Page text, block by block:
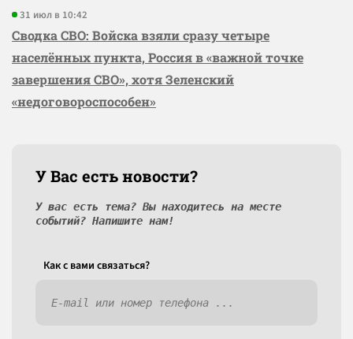
31 июл в 10:42
Сводка СВО: Войска взяли сразу четыре
населённых пункта, Россия в «важной точке
завершения СВО», хотя Зеленский
«недоговороспособен»
У Вас есть новости?
У вас есть тема? Вы находитесь на месте
событий? Напишите нам!
Как c вами связаться?